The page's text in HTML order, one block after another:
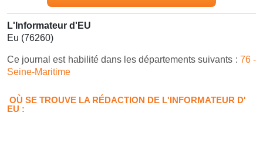
L'Informateur d'EU
Eu (76260)
Ce journal est habilité dans les départements suivants : 76 -
Seine-Maritime
OÙ SE TROUVE LA RÉDACTION DE L'INFORMATEUR D'
EU :